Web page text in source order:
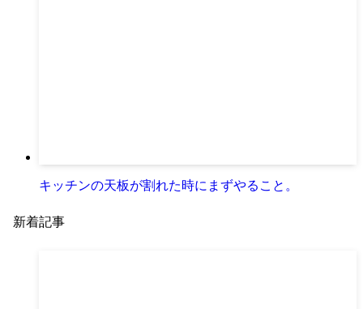
キッチンの天板が割れた時にまずやること。
新着記事